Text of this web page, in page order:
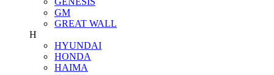
GM
GREAT WALL
H
HYUNDAI
HONDA
HAIMA